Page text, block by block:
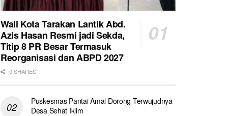
Wali Kota Tarakan Lantik Abd.
Azis Hasan Resmi jadi Sekda,
Titip 8 PR Besar Termasuk
Reorganisasi dan ABPD 2027
0 SHARES
Puskesmas Pantai Amal Dorong Terwujudnya
Desa Sehat Iklim